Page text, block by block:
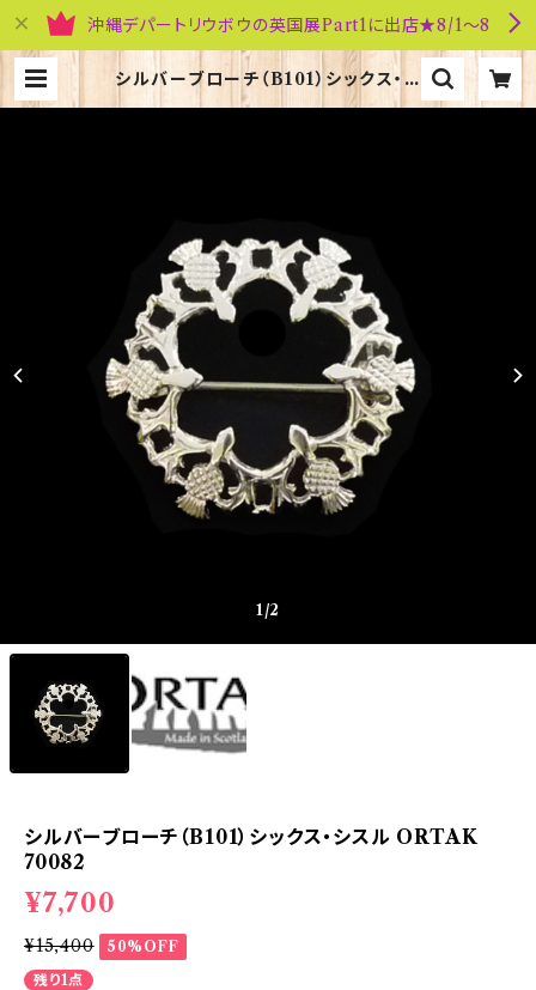
沖縄デパートリウボウの英国展Part1に出店★8/1～8
シルバーブローチ（B101）シックス・シ
スル ORTAK 70082 | 英国雑貨専
1/2
シルバーブローチ（B101）シックス・シスル ORTAK
70082
¥7,700
¥15,400
50%OFF
残り1点